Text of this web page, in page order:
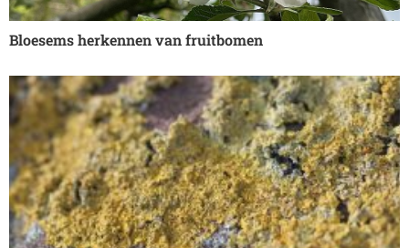
Bloesems herkennen van fruitbomen